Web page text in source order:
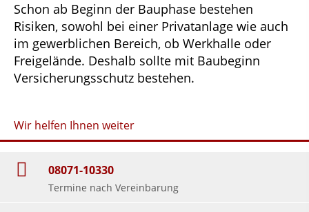
Schon ab Beginn der Bauphase bestehen
Risiken, sowohl bei einer Privatanlage wie auch
im gewerblichen Bereich, ob Werkhalle oder
Freigelände. Deshalb sollte mit Baubeginn
Versicherungsschutz bestehen.
Wir helfen Ihnen weiter
08071-10330
Termine nach Vereinbarung